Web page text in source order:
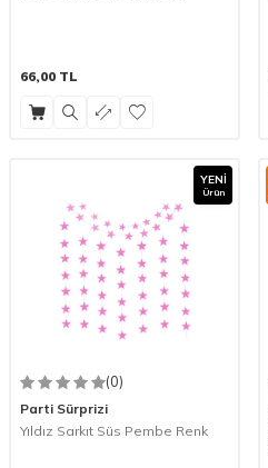
66,00 TL
YENI
Ürün
(0)
Parti Sürprizi
Yıldız Sarkıt Süs Pembe Renk